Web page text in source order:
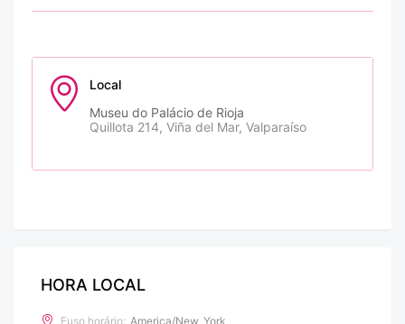
Local
Museu do Palácio de Rioja
Quillota 214, Viña del Mar, Valparaíso
HORA LOCAL
Fuso horário: America/New_York